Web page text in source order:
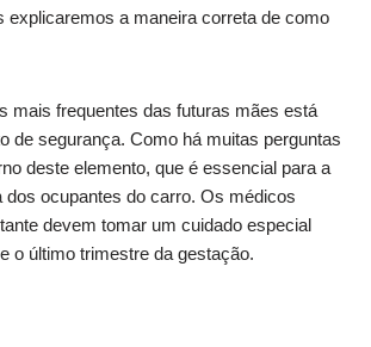
explicaremos a maneira correta de como
mais frequentes das futuras mães está
de segurança. Como há muitas perguntas
deste elemento, que é essencial para a
dos ocupantes do carro. Os médicos
devem tomar um cuidado especial
o último trimestre da gestação.